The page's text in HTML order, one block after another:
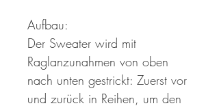
Aufbau:
Der Sweater wird mit
Raglanzunahmen von oben
nach unten gestrickt: Zuerst vor
und zurück in Reihen, um den